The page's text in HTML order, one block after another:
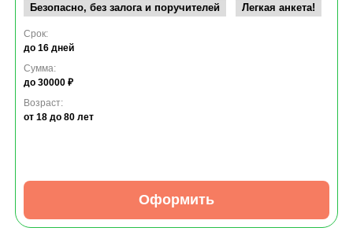
Безопасно, без залога и поручителей
Легкая анкета!
Срок:
до 16 дней
Сумма:
до 30000 ₽
Возраст:
от 18 до 80 лет
Оформить